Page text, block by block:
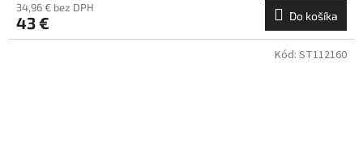
34,96 € bez DPH
43 € Do košíka
Kód: ST112160